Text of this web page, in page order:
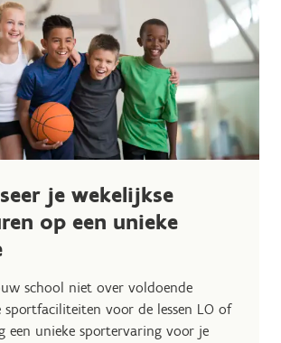
je wekelijkse
op een unieke
school niet over voldoende
sportfaciliteiten voor de lessen LO of
een unieke sportervaring voor je